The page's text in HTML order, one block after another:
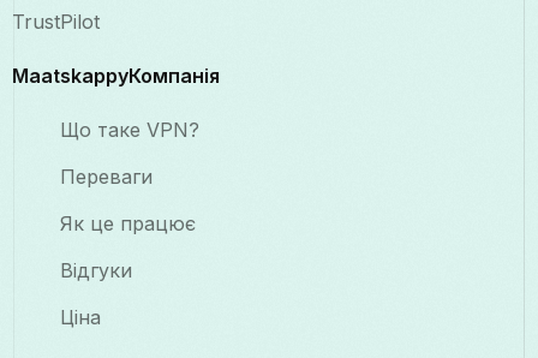
TrustPilot
MaatskappyКомпанія
Що таке VPN?
Переваги
Як це працює
Відгуки
Ціна